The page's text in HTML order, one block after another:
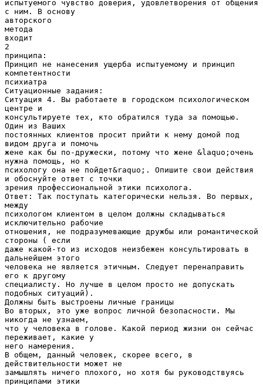
испытуемого чувство доверия, удовлетворения от общения
с ним. В основу
авторского
метода
входит
2
принципа:
Принцип не нанесения ущерба испытуемому и принцип
компетентности
психиатра
Ситуационные задания:
Ситуация 4. Вы работаете в городском психологическом
центре и
консультируете тех, кто обратился туда за помощью.
Один из Ваших
постоянных клиентов просит прийти к нему домой под
видом друга и помочь
жене как бы по-дружески, потому что жене &laquo;очень
нужна помощь, но к
психологу она не пойдет&raquo;. Опишите свои действия
и обоснуйте ответ с точки
зрения профессиональной этики психолога.
Ответ: Так поступать категорически нельзя. Во первых,
между
психологом клиентом в целом должны складываться
исключительно рабочие
отношения, не подразумевающие дружбы или романтической
стороны ( если
даже какой-то из исходов неизбежен консультировать в
дальнейшем этого
человека не является этичным. Следует перенаправить
его к другому
специалисту. Но лучше в целом просто не допускать
подобных ситуаций).
Должны быть выстроены личные границы
Во вторых, это уже вопрос личной безопасности. Мы
никогда не узнаем,
что у человека в голове. Какой период жизни он сейчас
переживает, какие у
него намерения.
В общем, данный человек, скорее всего, в
действительности может не
замышлять ничего плохого, но хотя бы руководствуясь
принципами этики